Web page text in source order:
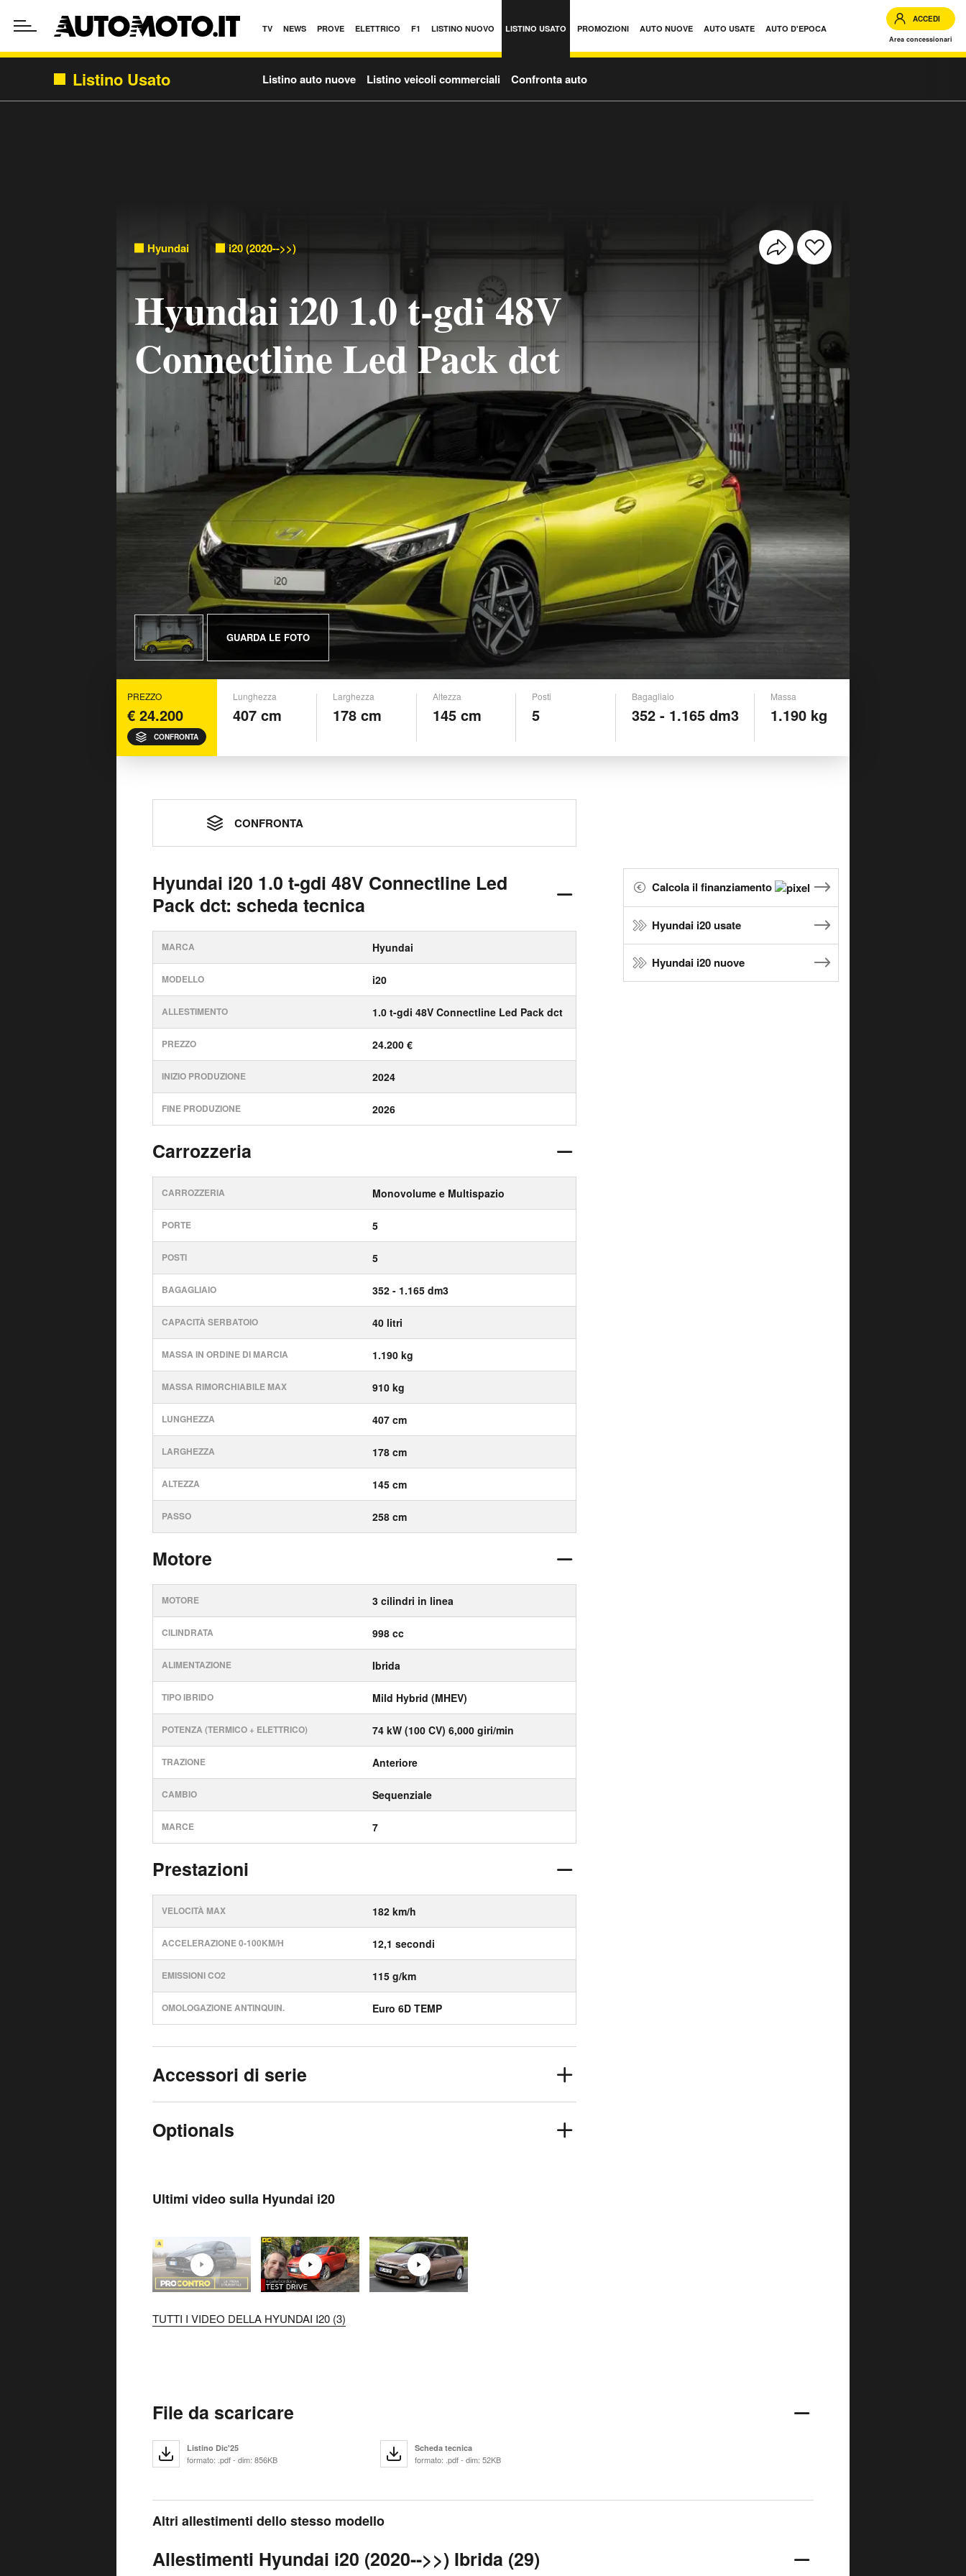
TV NEWS PROVE ELETTRICO F1 LISTINO NUOVO LISTINO USATO PROMOZIONI AUTO NUOVE AUTO USATE AUTO D'EPOCA
ACCEDI
Area concessionari
Listino Usato Listino auto nuove Listino veicoli commerciali Confronta auto
Hyundai i20 (2020-->>)
Hyundai i20 1.0 t-gdi 48V
Connectline Led Pack dct
GUARDA LE FOTO
PREZZO
€ 24.200
CONFRONTA
Lunghezza
407 cm
Larghezza
178 cm
Altezza
145 cm
Posti
5
Bagagliaio
352 - 1.165 dm3
Massa
1.190 kg
CONFRONTA
Hyundai i20 1.0 t-gdi 48V Connectline Led
Pack dct: scheda tecnica
MARCA Hyundai
MODELLO i20
ALLESTIMENTO 1.0 t-gdi 48V Connectline Led Pack dct
PREZZO 24.200 €
INIZIO PRODUZIONE 2024
FINE PRODUZIONE 2026
Carrozzeria
CARROZZERIA Monovolume e Multispazio
PORTE 5
POSTI 5
BAGAGLIAIO 352 - 1.165 dm3
CAPACITÀ SERBATOIO 40 litri
MASSA IN ORDINE DI MARCIA 1.190 kg
MASSA RIMORCHIABILE MAX 910 kg
LUNGHEZZA 407 cm
LARGHEZZA 178 cm
ALTEZZA 145 cm
PASSO 258 cm
Motore
MOTORE 3 cilindri in linea
CILINDRATA 998 cc
ALIMENTAZIONE Ibrida
TIPO IBRIDO Mild Hybrid (MHEV)
POTENZA (TERMICO + ELETTRICO) 74 kW (100 CV) 6,000 giri/min
TRAZIONE Anteriore
CAMBIO Sequenziale
MARCE 7
Prestazioni
VELOCITÀ MAX 182 km/h
ACCELERAZIONE 0-100KM/H 12,1 secondi
EMISSIONI CO2 115 g/km
OMOLOGAZIONE ANTINQUIN. Euro 6D TEMP
Accessori di serie
Optionals
Ultimi video sulla Hyundai i20
TUTTI I VIDEO DELLA HYUNDAI I20 (3)
Calcola il finanziamento
Hyundai i20 usate
Hyundai i20 nuove
File da scaricare
Listino Dic'25
formato: .pdf - dim: 856KB
Scheda tecnica
formato: .pdf - dim: 52KB
Altri allestimenti dello stesso modello
Allestimenti Hyundai i20 (2020-->>) Ibrida (29)